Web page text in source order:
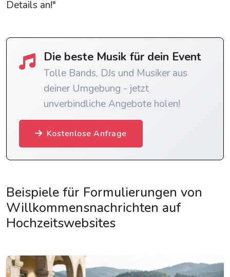
Details an!"
Die beste Musik für dein Event
Tolle Bands, DJs und Musiker aus
deiner Umgebung - jetzt
unverbindliche Angebote holen!
Kostenlose Anfrage
Beispiele für Formulierungen von
Willkommensnachrichten auf
Hochzeitswebsites